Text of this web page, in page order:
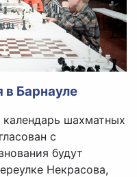
в Барнауле
календарь шахматных
с
будут
Некрасова,